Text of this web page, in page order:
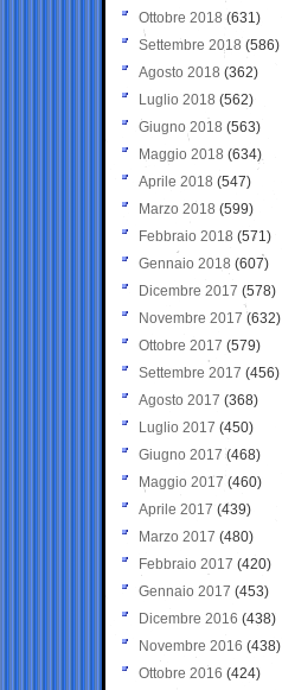
Ottobre 2018 (631)
Settembre 2018 (586)
Agosto 2018 (362)
Luglio 2018 (562)
Giugno 2018 (563)
Maggio 2018 (634)
Aprile 2018 (547)
Marzo 2018 (599)
Febbraio 2018 (571)
Gennaio 2018 (607)
Dicembre 2017 (578)
Novembre 2017 (632)
Ottobre 2017 (579)
Settembre 2017 (456)
Agosto 2017 (368)
Luglio 2017 (450)
Giugno 2017 (468)
Maggio 2017 (460)
Aprile 2017 (439)
Marzo 2017 (480)
Febbraio 2017 (420)
Gennaio 2017 (453)
Dicembre 2016 (438)
Novembre 2016 (438)
Ottobre 2016 (424)